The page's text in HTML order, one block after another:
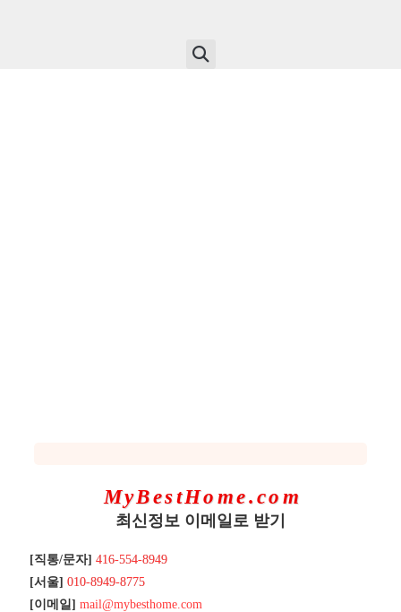
MyBestHome.com
최신정보 이메일로 받기
[직통/문자] 416-554-8949
[서울] 010-8949-8775
[이메일] mail@mybesthome.com